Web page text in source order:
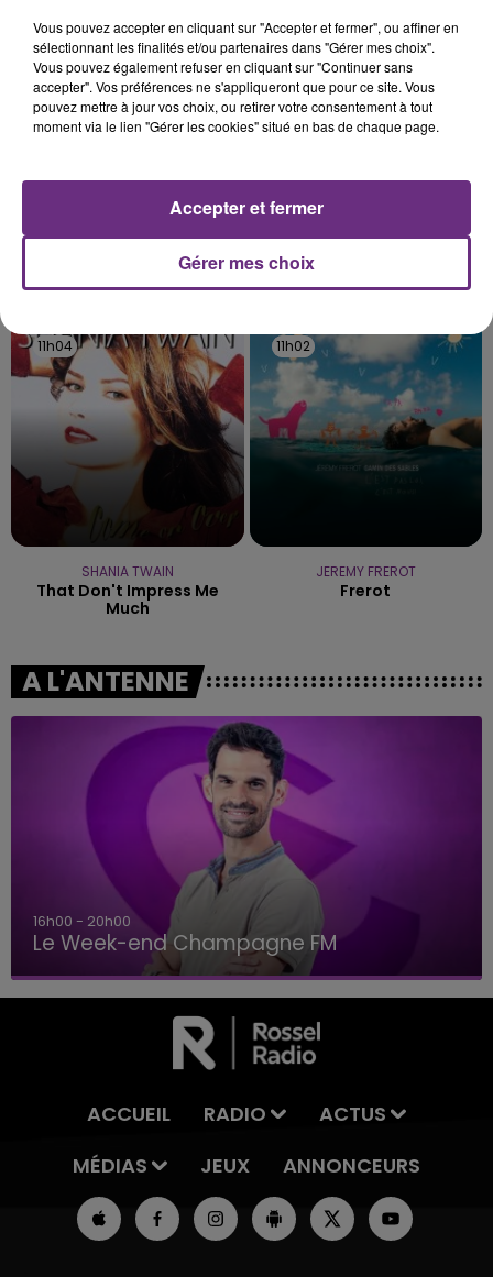
7 août 2026
SES PORTES
C'était l'une des institutions du centre-ville
rémois. Le magasin JouéClub est contraint de
fermer ses portes.
TITRES DIFFUSÉS
11h04
11h04
SHANIA TWAIN
That Don't Impress Me
Much
11h02
11h02
JEREMY FREROT
Frerot
A L'ANTENNE
16h00 - 20h00
Le Week-end Champagne FM
ACCUEIL RADIO
ACTUS
MÉDIAS
JEUX ANNONCEURS
Vous pouvez accepter en cliquant sur "Accepter et fermer", ou affiner en
sélectionnant les finalités et/ou partenaires dans "Gérer mes choix".
Vous pouvez également refuser en cliquant sur "Continuer sans
accepter". Vos préférences ne s'appliqueront que pour ce site. Vous
pouvez mettre à jour vos choix, ou retirer votre consentement à tout
moment via le lien "Gérer les cookies" situé en bas de chaque page.
Gérer mes choix
Accepter et fermer